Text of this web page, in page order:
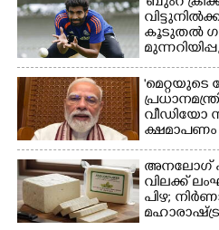
കൂടുതൽ
'മെറ്റയുടെ
വീഡിയോ
ക്ഷമാപണം
അനലോഗ്
വിലക്ക്
പിഴ;
മഹാരാഷ്ട്ര